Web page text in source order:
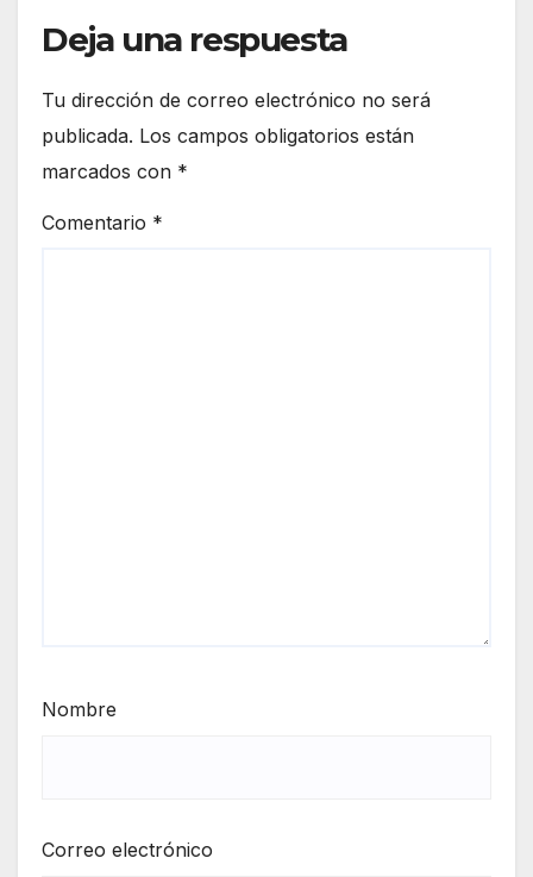
Deja una respuesta
Tu dirección de correo electrónico no será
publicada. Los campos obligatorios están
marcados con *
Comentario *
Nombre
Correo electrónico